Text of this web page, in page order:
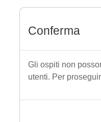
Conferma
Gli ospiti non
utenti. Per